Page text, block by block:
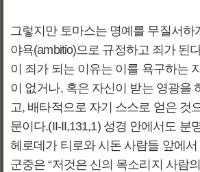
그렇지만 토마스는 명예를 무질서하
야욕(ambitio)으로 규정하고 죄가 된
이 죄가 되는 이유는 이를 욕구하는
이 없거나, 혹은 자신이 받는 영광을
고, 배타적으로 자기 스스로 얻은 것
문이다.(II-II,131,1) 성경 안에서도 분
헤로데가 티로와 시돈 사람들 앞에
군중은 “저것은 신의 목소리지 사람